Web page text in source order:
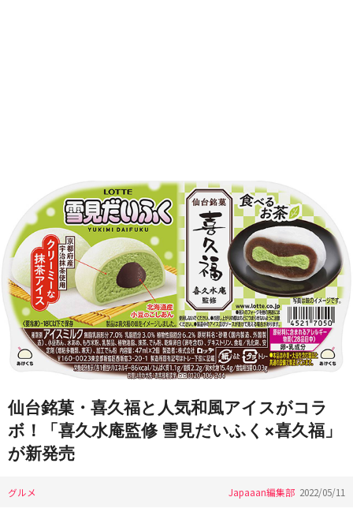
仙台銘菓・喜久福と人気和風アイスがコラ
ボ！「喜久水庵監修 雪見だいふく×喜久福」
が新発売
グルメ Japaaan編集部 2022/05/11